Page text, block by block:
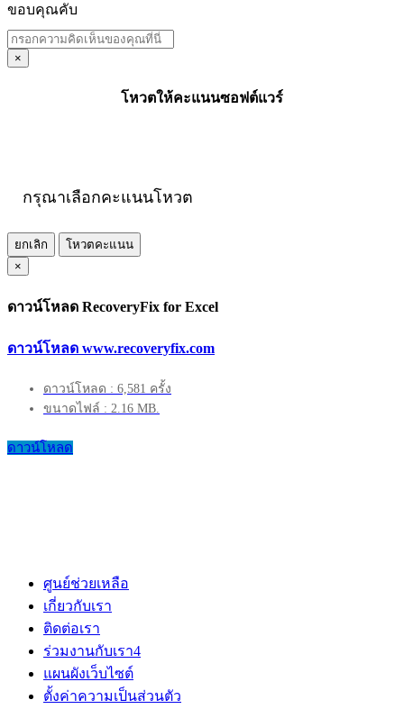
ขอบคุณคับ
×
โหวตให้คะแนนซอฟต์แวร์
กรุณาเลือกคะแนนโหวต
ยกเลิก
โหวตคะแนน
×
ดาวน์โหลด RecoveryFix for Excel
ดาวน์โหลด www.recoveryfix.com
ดาวน์โหลด : 6,581 ครั้ง
ขนาดไฟล์ : 2.16 MB.
ดาวน์โหลด
ศูนย์ช่วยเหลือ
เกี่ยวกับเรา
ติดต่อเรา
ร่วมงานกับเรา4
แผนผังเว็บไซต์
ตั้งค่าความเป็นส่วนตัว